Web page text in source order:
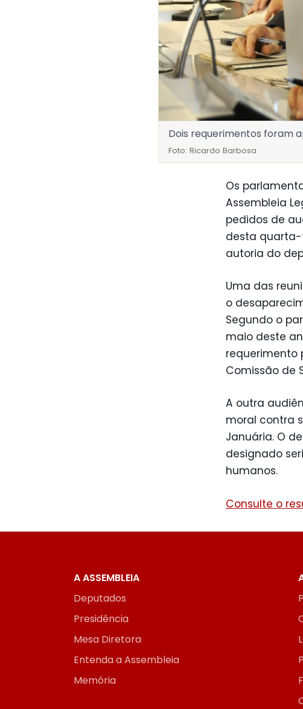
Dois requerimentos foram
Foto: Ricardo Barbosa
Os
Assembleia
pedidos de
desta quarta-
autoria do
Uma das
o
Segundo o
maio deste
requerimento
Comissão de
A outra
moral contra
Januária. O
designado
humanos.
Consulte o
A ASSEMBLEIA
Deputados
Presidência
Mesa Diretora
Entenda a Assembleia
Memória